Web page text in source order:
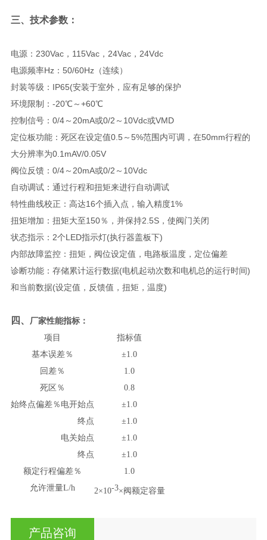
三、技术参数：
电源：230Vac，115Vac，24Vac，24Vdc
电源频率Hz：50/60Hz（连续）
封装等级：IP65(安装于室外，应有足够的保护
环境限制：-20℃～+60℃
控制信号：0/4～20mA或0/2～10Vdc或VMD
定位板功能：死区在设定值0.5～5%范围内可调，在50mm行程的
大分辨率为0.1mAV/0.05V
阀位反馈：0/4～20mA或0/2～10Vdc
自动调试：通过行程和扭矩来进行自动调试
特性曲线校正：高达16个插入点，输入精度1%
扭矩增加：扭矩大至150％，并保持2.5S，使阀门关闭
状态指示：2个LED指示灯(执行器盖板下)
内部故障监控：扭矩，阀位设定值，电路板温度，定位偏差
诊断功能：存储累计运行数据(电机起动次数和电机总的运行时间)
和当前数据(设定值，反馈值，扭矩，温度)
四、 厂家性能指标：
项目
指标值
基本误差％
±1.0
回差％
1.0
死区％
0.8
始终点偏差％ 电开始点
±1.0
终点
±1.0
电关始点
±1.0
终点
±1.0
额定行程偏差％
1.0
允许泄量L/h
2×10-3×阀额定容量
产品咨询